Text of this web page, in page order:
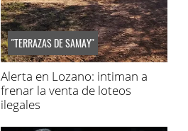
"TERRAZAS DE SAMAY"
Alerta en Lozano: intiman a
frenar la venta de loteos
ilegales